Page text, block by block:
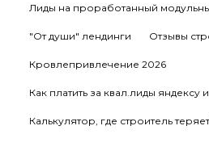
Лиды на проработанный
"От души" лендинги Отзывы
Кровлепривлечение 2026
Как платить за квал.лиды яндексу
Калькулятор, где строитель